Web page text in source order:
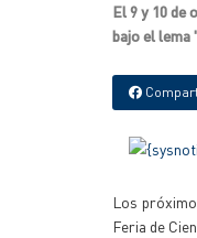
El 9 y 10 de
bajo el lema
Los
Feria de